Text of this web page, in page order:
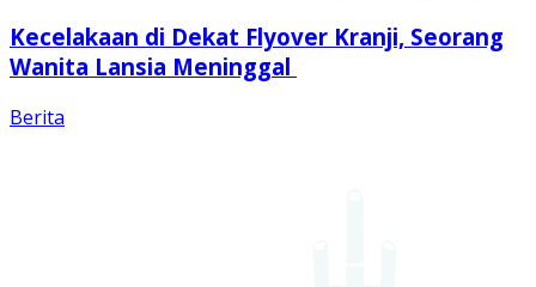
Kecelakaan di Dekat Flyover Kranji, Seorang
Wanita Lansia Meninggal
Berita